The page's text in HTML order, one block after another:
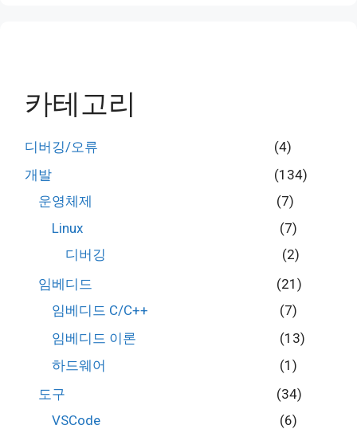
카테고리
디버깅/오류
(4)
개발
(134)
운영체제
(7)
Linux
(7)
디버깅
(2)
임베디드
(21)
임베디드 C/C++
(7)
임베디드 이론
(13)
하드웨어
(1)
도구
(34)
VSCode
(6)